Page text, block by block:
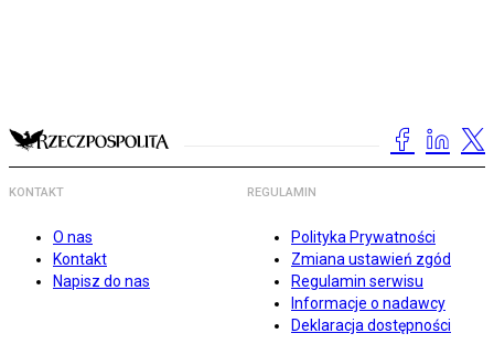
KONTAKT
O nas
Kontakt
Napisz do nas
REGULAMIN
Polityka Prywatności
Zmiana ustawień zgód
Regulamin serwisu
Informacje o nadawcy
Deklaracja dostępności